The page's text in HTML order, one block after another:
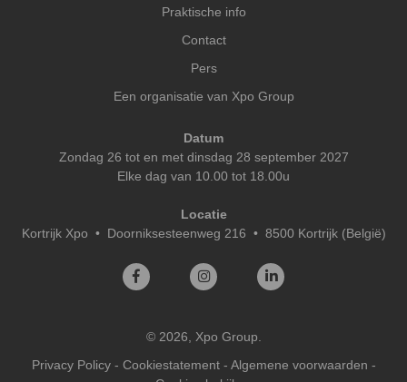
Praktische info
Contact
Pers
Een organisatie van Xpo Group
Datum
Zondag 26 tot en met dinsdag 28 september 2027
Elke dag van 10.00 tot 18.00u
Locatie
Kortrijk Xpo • Doorniksesteenweg 216 • 8500 Kortrijk (België)
© 2026, Xpo Group.
Privacy Policy- Cookiestatement- Algemene voorwaarden -